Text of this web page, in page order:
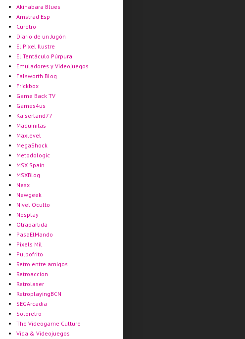
Akihabara Blues
Amstrad Esp
Curetro
Diario de un Jugón
El Pixel Ilustre
El Tentáculo Púrpura
Emuladores y Videojuegos
Falsworth Blog
Frickbox
Game Back TV
Games4us
Kaiserland77
Maquinitas
Maxlevel
MegaShock
Metodologic
MSX Spain
MSXBlog
Nesx
Newgeek
Nivel Oculto
Nosplay
Otrapartida
PasaElMando
Pixels Mil
Pulpofrito
Retro entre amigos
Retroaccion
Retrolaser
RetroplayingBCN
SEGArcadia
Soloretro
The Videogame Culture
Vida & Videojuegos